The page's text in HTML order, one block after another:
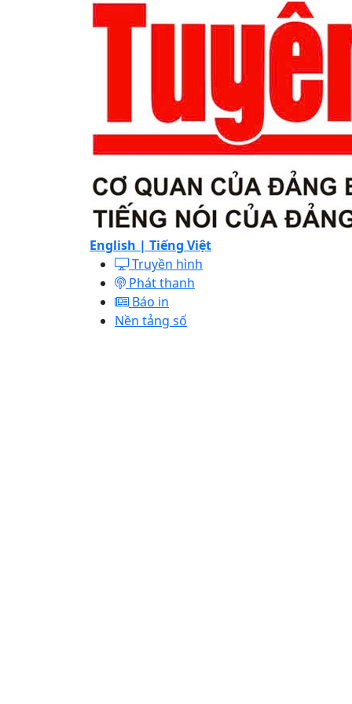
English | Tiếng Việt
Truyền hình
Phát thanh
Báo in
Nền tảng số